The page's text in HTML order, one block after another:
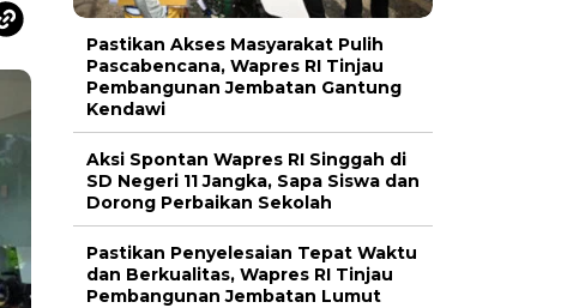
Pastikan Akses Masyarakat Pulih
Pascabencana, Wapres RI Tinjau
Pembangunan Jembatan Gantung
Kendawi
Aksi Spontan Wapres RI Singgah di
SD Negeri 11 Jangka, Sapa Siswa dan
Dorong Perbaikan Sekolah
Pastikan Penyelesaian Tepat Waktu
dan Berkualitas, Wapres RI Tinjau
Pembangunan Jembatan Lumut